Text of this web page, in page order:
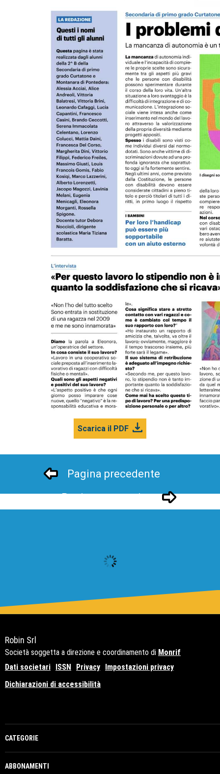
Scarica il PDF
Pagina precedente
Pagina successivo
Robin Srl
Società soggetta a direzione e coordinamento di Monrif
Dati societari
ISSN Privacy
Impostazioni privacy
Dichiarazioni di accessibilità
CATEGORIE
ABBONAMENTI